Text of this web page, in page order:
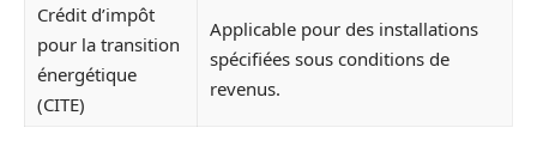
Crédit d’impôt
pour la transition
énergétique
(CITE)
Applicable pour des installations
spécifiées sous conditions de
revenus.